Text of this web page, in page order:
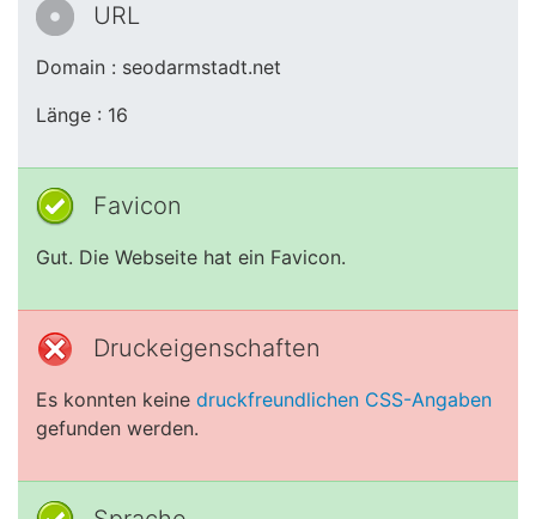
URL
Domain : seodarmstadt.net
Länge : 16
Favicon
Gut. Die Webseite hat ein Favicon.
Druckeigenschaften
Es konnten keine druckfreundlichen CSS-Angaben
gefunden werden.